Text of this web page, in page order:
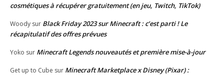
cosmétiques à récupérer gratuitement (en jeu, Twitch, TikTok)
Woody sur Black Friday 2023 sur Minecraft : c’est parti ! Le
récapitulatif des offres prévues
Yoko sur Minecraft Legends nouveautés et première mise-à-jour
Get up to Cube sur Minecraft Marketplace x Disney (Pixar) :